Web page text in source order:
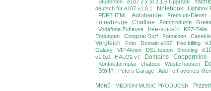
Studenten
e107 2.x to 2.1.6 Upgrade
deutsch für e107 v1.0.1
Notebook Lightbox
PDF2HTML
Autohandel Premium-Dienst
Fotoabzüge
Chatline Fotoprodukte
Vodafone Zuhause
free-voice© KFZ-Teile
Endungen
Congstar Surf Fotoalben
Vergleich
Foto Domain e107 free billing
Galaxy
VIP Aktion DSL testen 5hosting
v1.0.0
HALO2 v7 Domains Coppermine
Kontaktformular
chatbox Wusterhausen
Stölln Peters Garage Add To Favorites
Menü MEDION MUSIC PRODUCER